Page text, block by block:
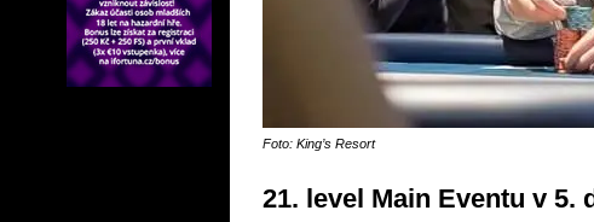
Foto: King’s Resort
21. level Main Eventu v